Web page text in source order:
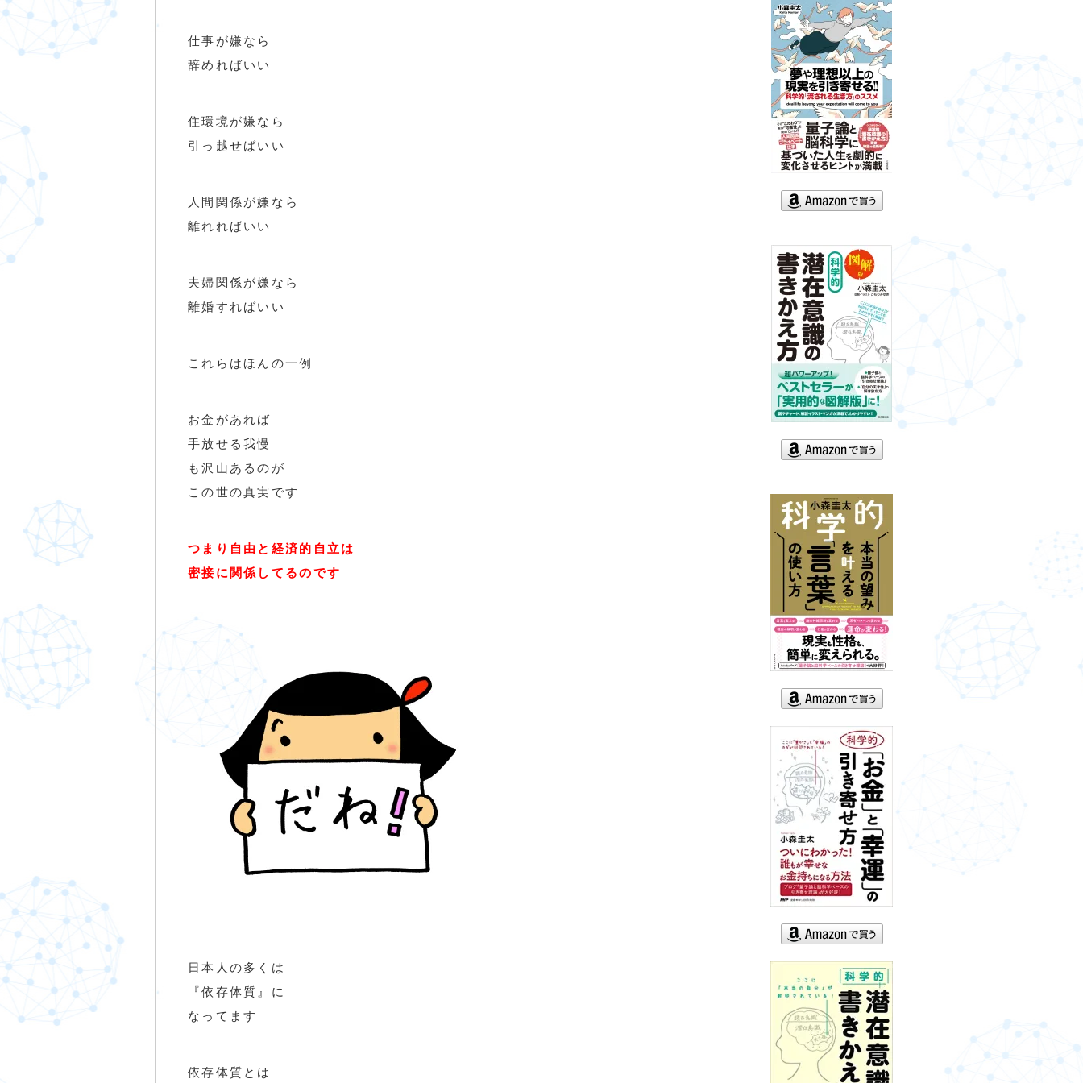
仕事が嫌なら
辞めればいい
住環境が嫌なら
引っ越せばいい
人間関係が嫌なら
離れればいい
夫婦関係が嫌なら
離婚すればいい
これらはほんの一例
お金があれば
手放せる我慢
も沢山あるのが
この世の真実です
つまり自由と経済的自立は
密接に関係してるのです
日本人の多くは
『依存体質』に
なってます
依存体質とは